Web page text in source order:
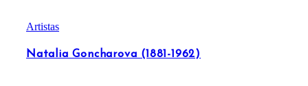
Artistas
Natalia Goncharova (1881-1962)